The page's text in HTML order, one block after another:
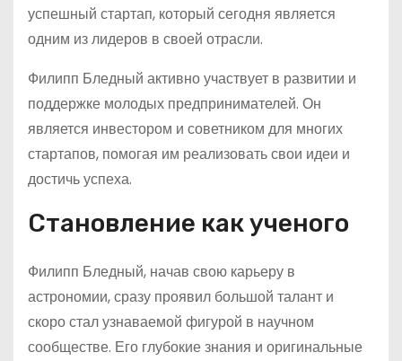
успешный стартап, который сегодня является
одним из лидеров в своей отрасли.
Филипп Бледный активно участвует в развитии и
поддержке молодых предпринимателей. Он
является инвестором и советником для многих
стартапов, помогая им реализовать свои идеи и
достичь успеха.
Становление как ученого
Филипп Бледный, начав свою карьеру в
астрономии, сразу проявил большой талант и
скоро стал узнаваемой фигурой в научном
сообществе. Его глубокие знания и оригинальные